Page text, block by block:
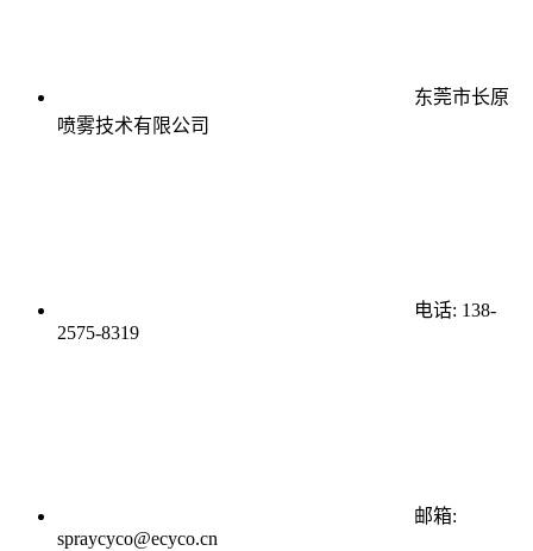
东莞市长原
喷雾技术有限公司
电话: 138-
2575-8319
邮箱:
spraycyco@ecyco.cn